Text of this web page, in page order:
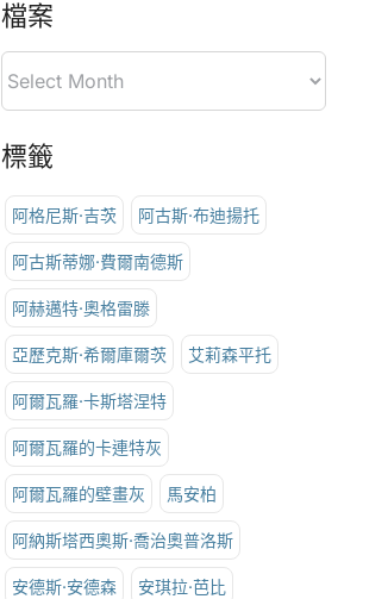
檔案
標籤
阿格尼斯·吉茨 阿古斯·布迪揚托
阿古斯蒂娜·費爾南德斯
阿赫邁特·奧格雷滕
亞歷克斯·希爾庫爾茨 艾莉森平托
阿爾瓦羅·卡斯塔涅特
阿爾瓦羅的卡連特灰
阿爾瓦羅的壁畫灰 馬安柏
阿納斯塔西奧斯·喬治奧普洛斯
安德斯·安德森 安琪拉·芭比